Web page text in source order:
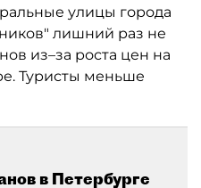
улицы города
лишний раз не
из–за роста цен на
Туристы меньше
в Петербурге